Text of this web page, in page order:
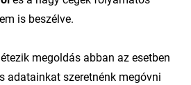
is beszélve.
megoldás abban az esetben
adatainkat szeretnénk megóvni